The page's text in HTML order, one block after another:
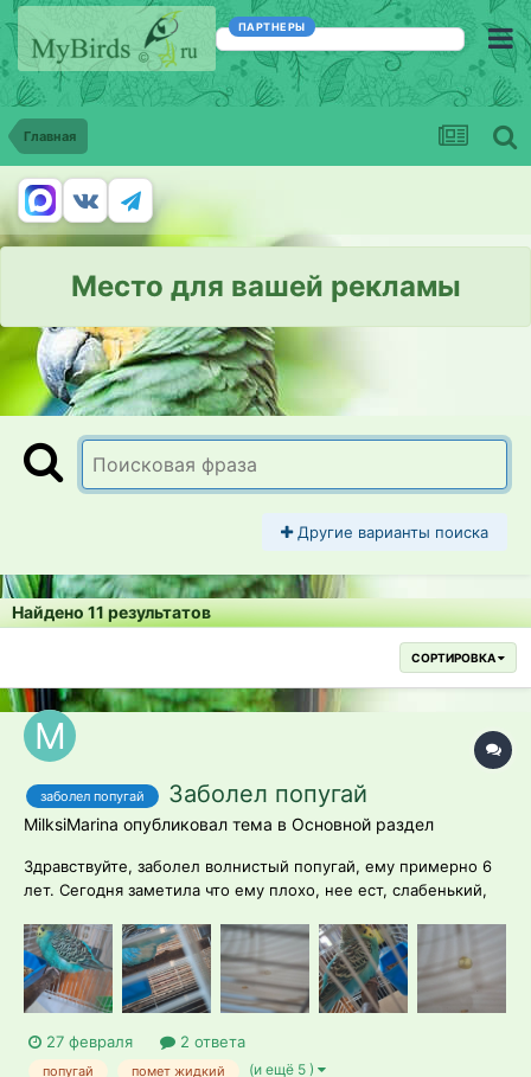
ПАРТНЕРЫ
Главная
Место для вашей рекламы
Другие варианты поиска
Найдено 11 результатов
СОРТИРОВКА
заболел попугай Заболел попугай
MilksiMarina опубликовал тема в Основной раздел
Здравствуйте, заболел волнистый попугай, ему примерно 6
лет. Сегодня заметила что ему плохо, нее ест, слабенький,
одно лекарство, и в поилку влила Энрофлон. Скормила ему
насильно почти 2мг варенной гречки. Его отсадила от
остальных....
27 февраля 2 ответа
попугай помет жидкий (и ещё 5 )